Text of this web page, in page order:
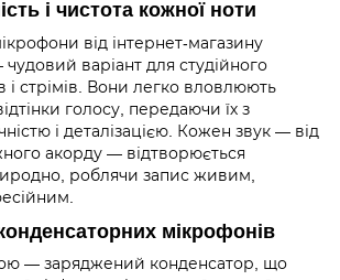
і чистота кожної ноти
від інтернет-магазину
чудовий варіант для студійного
і стрімів. Вони легко вловлюють
голосу, передаючи їх з
і деталізацією. Кожен звук — від
акорду — відтворюється
роблячи запис живим,
мікрофонів
— заряджений конденсатор, що